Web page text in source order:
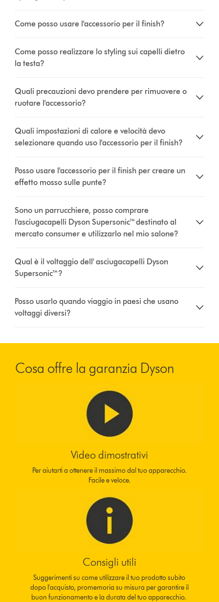
Come posso usare l'accessorio per il finish?
Come posso realizzare lo styling sui capelli dietro
la testa?
Quali precauzioni devo prendere per rimuovere o
ruotare l'accessorio?
Quali impostazioni di calore e velocità devo
selezionare quando uso l'accessorio per il finish?
Posso usare l'accessorio per il finish per creare un
effetto mosso sulle punte?
Sono un parrucchiere, posso comprare
l'asciugacapelli Dyson Supersonic™ destinato al
mercato consumer e utilizzarlo nel mio salone?
Qual è il voltaggio dell' asciugacapelli Dyson
Supersonic™?
Posso usarlo quando viaggio in paesi che usano
voltaggi diversi?
Cosa offre la garanzia Dyson
Video dimostrativi
Per aiutarti a ottenere il massimo dal tuo apparecchio.
Facile e veloce.
Consigli utili
Suggerimenti su come utilizzare il tuo prodotto subito
dopo l'acquisto, promemoria su misura per garantire il
buon funzionamento e la durata del tuo apparecchio.